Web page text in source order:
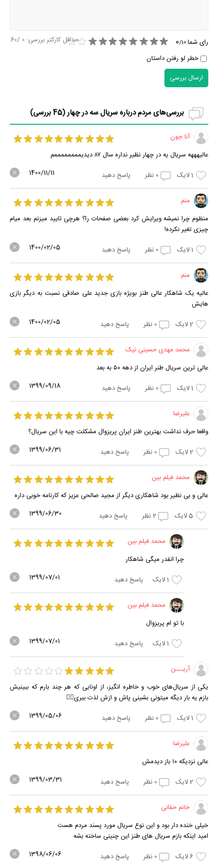
رای شما: 0/10
خطر لو رفتن داستان
حداقل کارکتر بررسی: 0
/60
ارسال بررسی
بررسی‌های مردم درباره سریال سه در چهار (45بررسی)
آنا جون
عالیهههه سریال یه در چهار نظیر نداره سال ۸۷ دیدیممممممممم
1لایک 0 نظر پاسخ دهید 1400/11/11
منم
منظوم چرا نمیشه ویرایش کرد بعضی صفحات را؟ هرچی تایید میزنم بعد میام
چیزی تغیر نکرده!
1لایک 0 نظر پاسخ دهید 1400/02/05
منم
عالیه یک شاهکار عالی طنز بویژه بازی جدید علی صادقی نسبت به دیگر بازی
هایش
2لایک 0 نظر پاسخ دهید 1400/02/05
محمد مهدی حسینی نیک
عالی ترین سریال طنر ایران از دهه ۵۰ به بعد
1لایک 0 نظر پاسخ دهید 1399/09/18
علیرضا
واقعا حرف نداشت بهترین طنز ایران پریزوال مشکلت چیه با این سریال؟
2لایک 0 نظر پاسخ دهید 1399/06/31
محمد فیلم بین
عالی و بی نظیر بود شاهکاری دیگر از مجید صالحی عزیز که کارنامه خوبی داره
5لایک 2نظر پاسخ دهید 1399/06/30
محمد فیلم بین
چرا انقدر میگی شاهکار
1لایک پاسخ دهید 1399/07/01
محمد فیلم بین
با تو ام پریزوال
1لایک پاسخ دهید 1399/07/01
آریـــن
یکی از سریال‌های خوب و خاطره انگیز، از اونایی که هر چند بارم که ببینیش
بازم یه بار دیگه میتونی بشینی پاش و ازش لذت ببری⁦👌🏼⁩
1لایک 0 نظر پاسخ دهید 1399/05/06
علیرضا
عالی نزدیکه ۱۰ باز دیدمش
2لایک 0 نظر پاسخ دهید 1399/03/31
خانم حقانی
خیلی خنده دار بود و این نوع سریال مورد پسند مردم هست
امید اینکه بازم سریال های طنز این چنینی ساخته بشه
6لایک 0 نظر پاسخ دهید 1398/06/06